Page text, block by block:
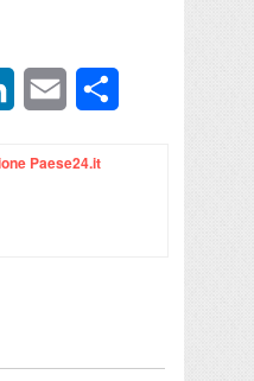
LinkedInEmail
Paese24.it